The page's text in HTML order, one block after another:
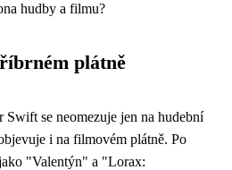
hudby a filmu?
plátně
Swift se neomezuje jen na hudební
i na filmovém plátně. Po
"Valentýn" a "Lorax: